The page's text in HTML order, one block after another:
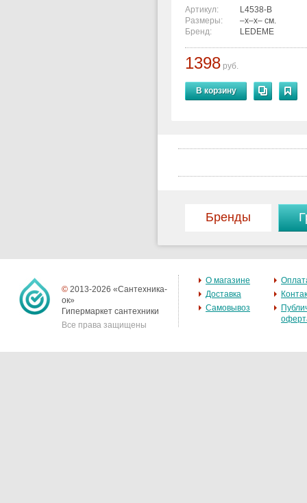
Артикул:
L4538-B
Размеры:
–x–x– см.
Бренд:
LEDEME
1398 руб.
В корзину
Бренды
© 2013-2026 «Сантехника-
ок»
Гипермаркет сантехники
Все права защищены
О магазине
Доставка
Самовывоз